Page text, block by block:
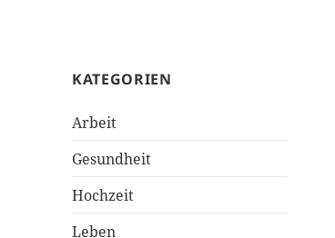
KATEGORIEN
Arbeit
Gesundheit
Hochzeit
Leben